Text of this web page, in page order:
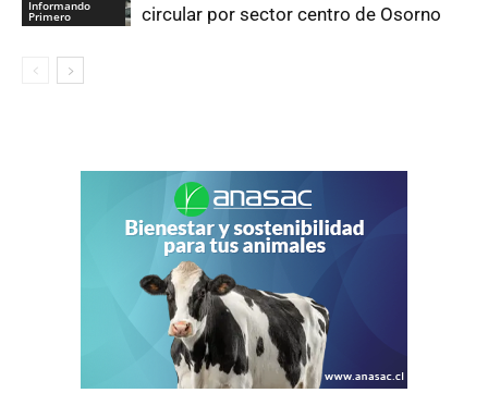
Informando
Primero
circular por sector centro de Osorno